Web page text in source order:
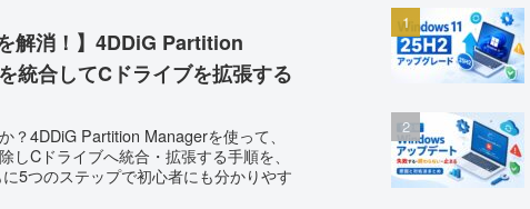
解消！】4DDiG Partition
統合してCドライブを拡張する
？4DDiG Partition Managerを使って、
しCドライブへ統合・拡張する手順を、
5つのステップで初心者にも分かりやす